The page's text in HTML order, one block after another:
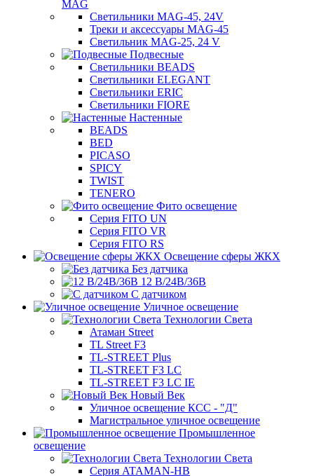
MAG
Светильники MAG-45, 24V
Треки и аксессуары MAG-45
Светильник MAG-25, 24 V
Подвесные
Светильники BEADS
Светильники ELEGANT
Светильники ERIC
Светильники FIORE
Настенные
BEADS
BED
PICASO
SPICY
TWIST
TENERO
Фито освещение
Серия FITO UN
Серия FITO VR
Серия FITO RS
Освещение сферы ЖКХ
Без датчика
12 В/24В/36В
С датчиком
Уличное освещение
Технологии Света
Атаман Street
TL Street F3
TL-STREET Plus
TL-STREET F3 LC
TL-STREET F3 LC IE
Новый Век
Уличное освещение КСС - "Д"
Магистральное уличное освещение
Промышленное
освещение
Технологии Света
Серия ATAMAN-HB